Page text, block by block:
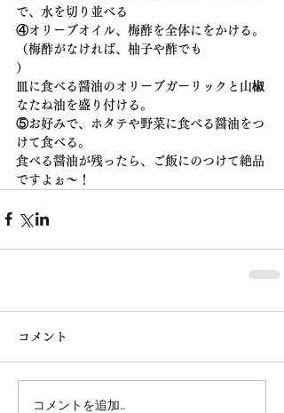
で、水を切り並べる
④オリーブオイル、梅酢を全体にをかける。
（梅酢がなければ、柚子や酢でも
）
皿に食べる醤油のオリーブガーリックと山椒
なたね油を盛り付ける。
⑤お好みで、ホタテや野菜に食べる醤油をつ
けて食べる。
食べる醤油が残ったら、ご飯にのつけて絶品
ですよぉ～！
コメント
コメントを追加…